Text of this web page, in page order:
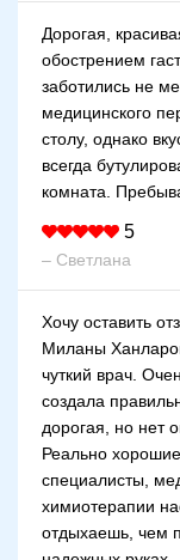
Дорогая,
обострением
заботились не
медицинского
столу, однако
всегда
комната.
5
– Светлана
Хочу оставить
Миланы
чуткий врач.
создала
дорогая, но нет
Реально
специалисты,
химиотерапии
отдыхаешь, чем